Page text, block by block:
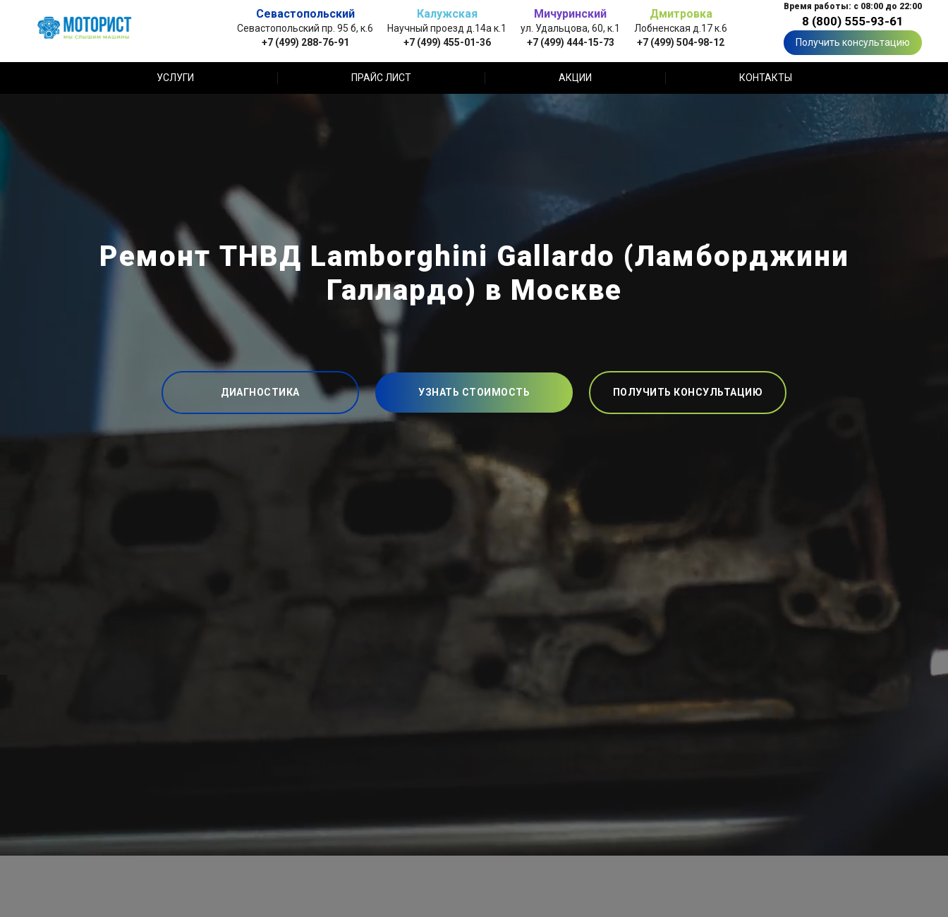
Севастопольский
Севастопольский пр. 95 б, к.6
+7 (499) 288-76-91
Калужская
Научный проезд д.14а к.1
+7 (499) 455-01-36
Мичуринский
ул. Удальцова, 60, к.1
+7 (499) 444-15-73
Дмитровка
Лобненская д.17 к.6
+7 (499) 504-98-12
Время работы: с 08:00 до 22:00
8 (800) 555-93-61
Получить консультацию
УСЛУГИ ПРАЙС ЛИСТ АКЦИИ КОНТАКТЫ
Ремонт ТНВД Lamborghini Gallardo (Ламборджини
Галлардо) в Москве
ДИАГНОСТИКА УЗНАТЬ СТОИМОСТЬ ПОЛУЧИТЬ КОНСУЛЬТАЦИЮ